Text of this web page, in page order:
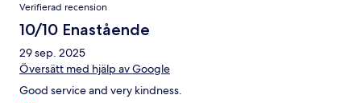
Verifierad recension
10/10 Enastående
29 sep. 2025
Översätt med hjälp av Google
Good service and very kindness.